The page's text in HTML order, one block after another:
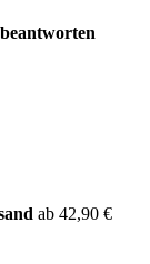
ab 42,90 €